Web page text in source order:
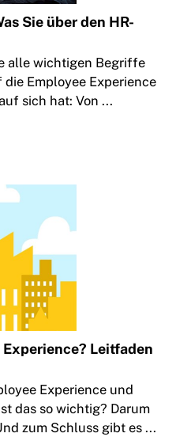
Sie über den HR-
alle wichtigen Begriffe
Employee Experience
sich hat: Von ...
Leitfaden
Experience und
das so wichtig? Darum
zum Schluss gibt es ...